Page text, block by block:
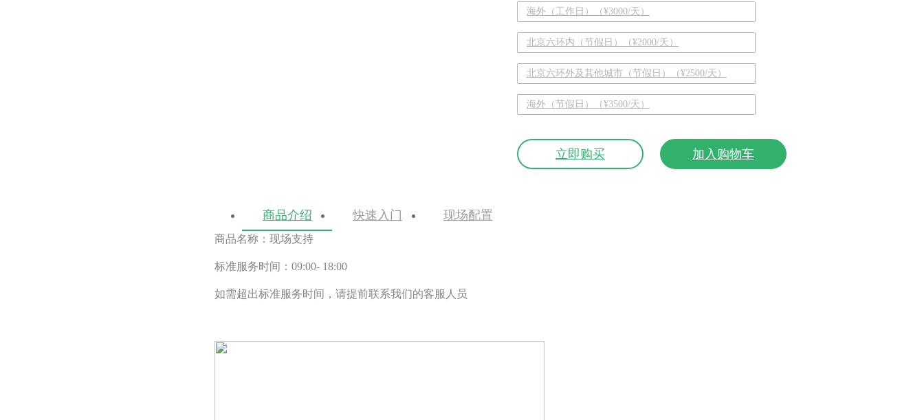
海外（工作日）（¥3000/天）
北京六环内（节假日）（¥2000/天）
北京六环外及其他城市（节假日）（¥2500/天）
海外（节假日）（¥3500/天）
立即购买 加入购物车
商品介绍 快速入门 现场配置
商品名称：现场支持
标准服务时间：09:00- 18:00
如需超出标准服务时间，请提前联系我们的客服人员